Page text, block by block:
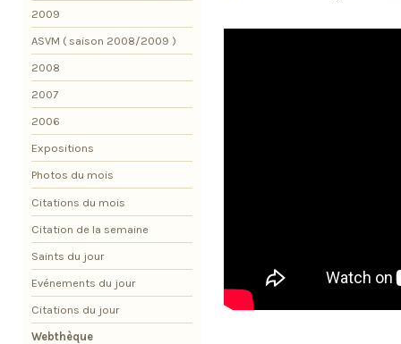
2009
ASVM ( saison 2008/2009 )
2008
2007
2006
Expositions
Photos du mois
Citations du mois
Citation de la semaine
Saints du jour
Evénements du jour
Citations du jour
Webthèque